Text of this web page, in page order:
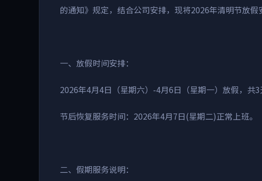
的通知》规定，结合公司安排，现将2026年清明节放假
一、放假时间安排：
2026年4月4日（星期六） -4月6日（星期一）放假，共3
节后恢复服务时间： 2026年4月7日(星期二)正常上班。
二、假期服务说明：